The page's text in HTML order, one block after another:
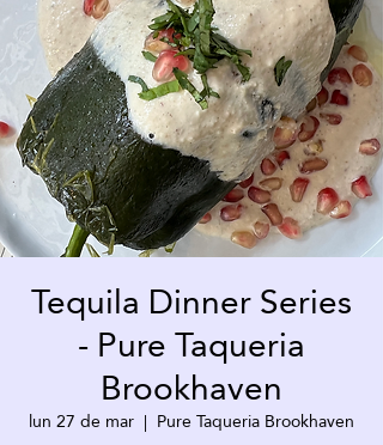
Tequila Dinner Series
- Pure Taqueria
Brookhaven
lun 27 de mar
  |
Pure Taqueria Brookhaven